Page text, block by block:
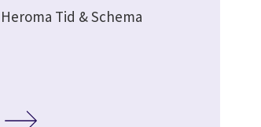
Heroma Tid & Schema